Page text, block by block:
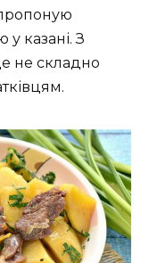
казані. З
не складно